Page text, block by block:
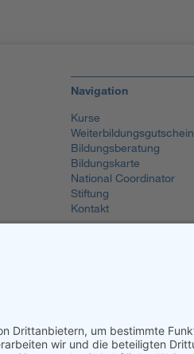
Navigation
Kurse
Weiterbildungsgutschein
Bildungsberatung
Bildungskarte
National Coordinator
Stiftung
Kontakt